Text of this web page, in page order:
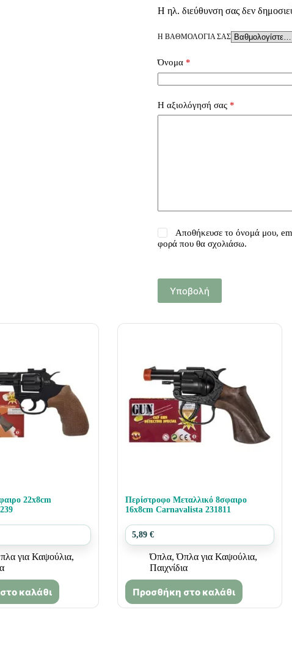
Η ηλ. διεύθυνση σας δεν
Η ΒΑΘΜΟΛΟΓΊΑ ΣΑΣ
Όνομα*
Η αξιολόγησή σας *
Αποθήκευσε το όνομά μου,
φορά που θα σχολιάσω.
Υποβολή
22x8cm
για Καψούλια,
καλάθι
Περίστροφο Μεταλλικό 8σφαιρο
16x8cm Carnavalista 231811
5,89 €
Όπλα,Όπλα για Καψούλια,
Παιχνίδια
Προσθήκη στο καλάθι